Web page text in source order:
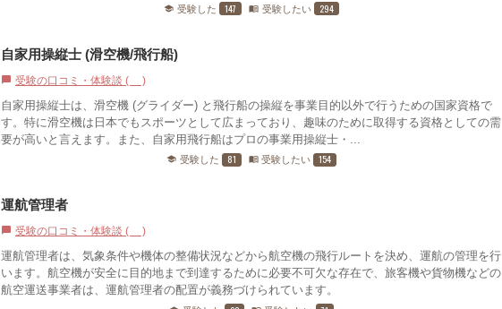
school 受験した 147 menu_book 受験したい 294
自家用操縦士 (滑空機/飛行船)
chat_bubble 受験の口コミ・体験談 (0)
自家用操縦士は、滑空機 (グライダー) と飛行船の操縦を事業目的以外で行うための国家資格で
す。特に滑空機は日本でもスポーツとして広まっており、趣味のために取得する資格としての需
要が高いと言えます。また、自家用飛行船はプロの事業用操縦士・...
school 受験した 81 menu_book 受験したい 154
運航管理者
chat_bubble 受験の口コミ・体験談 (0)
運航管理者は、気象条件や機体の整備状況などから航空機の飛行ルートを決め、運航の管理を行
います。航空機が安全に目的地まで到達するために必要不可欠な存在で、旅客機や貨物機などの
航空運送事業者は、運航管理者の配置が義務づけられています。